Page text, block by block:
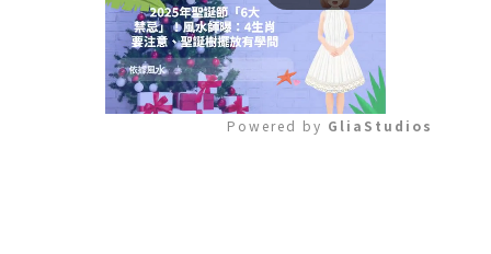
Powered by GliaStudios